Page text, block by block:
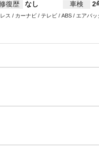
復歴 なし 車検 2
/ カーナビ / テレビ / ABS / エアバッ